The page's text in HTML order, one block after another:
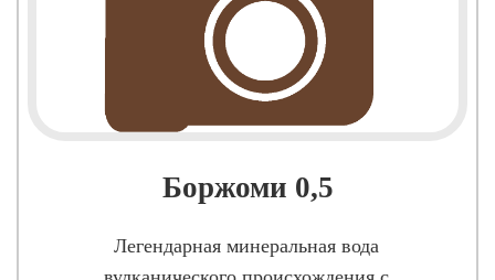
Боржоми 0,5
Легендарная минеральная вода